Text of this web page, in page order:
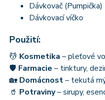
Dávkovač (Pumpička)
Dávkovací víčko
Použití:
💆 Kosmetika – pleťové
🛡 Farmacie – tinktury,
🏡 Domácnost– tekutá
🥤 Potraviny– sirupy,